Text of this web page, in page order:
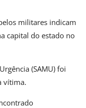
militares indicam
capital do estado no
(SAMU) foi
vítima.